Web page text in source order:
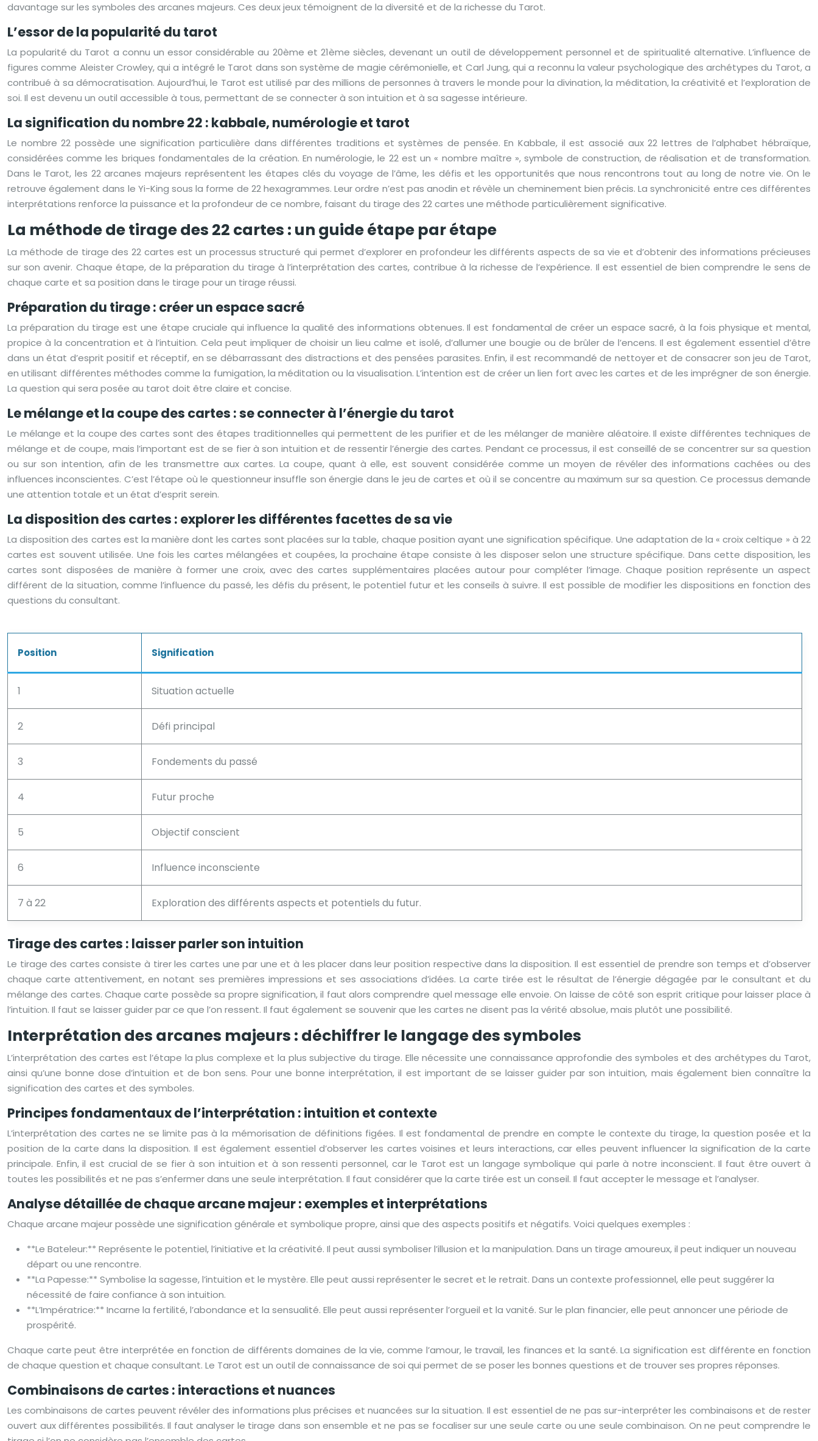
davantage sur les symboles des arcanes majeurs. Ces deux jeux témoignent de la diversité et de la richesse du Tarot.
L’essor de la popularité du tarot
La popularité du Tarot a connu un essor considérable au 20ème et 21ème siècles, devenant un outil de développement personnel et de spiritualité alternative. L’influence de
figures comme Aleister Crowley, qui a intégré le Tarot dans son système de magie cérémonielle, et Carl Jung, qui a reconnu la valeur psychologique des archétypes du Tarot, a
contribué à sa démocratisation. Aujourd’hui, le Tarot est utilisé par des millions de personnes à travers le monde pour la divination, la méditation, la créativité et l’exploration de
soi. Il est devenu un outil accessible à tous, permettant de se connecter à son intuition et à sa sagesse intérieure.
La signification du nombre 22 : kabbale, numérologie et tarot
Le nombre 22 possède une signification particulière dans différentes traditions et systèmes de pensée. En Kabbale, il est associé aux 22 lettres de l’alphabet hébraïque,
considérées comme les briques fondamentales de la création. En numérologie, le 22 est un « nombre maître », symbole de construction, de réalisation et de transformation.
Dans le Tarot, les 22 arcanes majeurs représentent les étapes clés du voyage de l’âme, les défis et les opportunités que nous rencontrons tout au long de notre vie. On le
retrouve également dans le Yi-King sous la forme de 22 hexagrammes. Leur ordre n’est pas anodin et révèle un cheminement bien précis. La synchronicité entre ces différentes
interprétations renforce la puissance et la profondeur de ce nombre, faisant du tirage des 22 cartes une méthode particulièrement significative.
La méthode de tirage des 22 cartes : un guide étape par étape
La méthode de tirage des 22 cartes est un processus structuré qui permet d’explorer en profondeur les différents aspects de sa vie et d’obtenir des informations précieuses
sur son avenir. Chaque étape, de la préparation du tirage à l’interprétation des cartes, contribue à la richesse de l’expérience. Il est essentiel de bien comprendre le sens de
chaque carte et sa position dans le tirage pour un tirage réussi.
Préparation du tirage : créer un espace sacré
La préparation du tirage est une étape cruciale qui influence la qualité des informations obtenues. Il est fondamental de créer un espace sacré, à la fois physique et mental,
propice à la concentration et à l’intuition. Cela peut impliquer de choisir un lieu calme et isolé, d’allumer une bougie ou de brûler de l’encens. Il est également essentiel d’être
dans un état d’esprit positif et réceptif, en se débarrassant des distractions et des pensées parasites. Enfin, il est recommandé de nettoyer et de consacrer son jeu de Tarot,
en utilisant différentes méthodes comme la fumigation, la méditation ou la visualisation. L’intention est de créer un lien fort avec les cartes et de les imprégner de son énergie.
La question qui sera posée au tarot doit être claire et concise.
Le mélange et la coupe des cartes : se connecter à l’énergie du tarot
Le mélange et la coupe des cartes sont des étapes traditionnelles qui permettent de les purifier et de les mélanger de manière aléatoire. Il existe différentes techniques de
mélange et de coupe, mais l’important est de se fier à son intuition et de ressentir l’énergie des cartes. Pendant ce processus, il est conseillé de se concentrer sur sa question
ou sur son intention, afin de les transmettre aux cartes. La coupe, quant à elle, est souvent considérée comme un moyen de révéler des informations cachées ou des
influences inconscientes. C’est l’étape où le questionneur insuffle son énergie dans le jeu de cartes et où il se concentre au maximum sur sa question. Ce processus demande
une attention totale et un état d’esprit serein.
La disposition des cartes : explorer les différentes facettes de sa vie
La disposition des cartes est la manière dont les cartes sont placées sur la table, chaque position ayant une signification spécifique. Une adaptation de la « croix celtique » à 22
cartes est souvent utilisée. Une fois les cartes mélangées et coupées, la prochaine étape consiste à les disposer selon une structure spécifique. Dans cette disposition, les
cartes sont disposées de manière à former une croix, avec des cartes supplémentaires placées autour pour compléter l’image. Chaque position représente un aspect
différent de la situation, comme l’influence du passé, les défis du présent, le potentiel futur et les conseils à suivre. Il est possible de modifier les dispositions en fonction des
questions du consultant.
Position Signification
1 Situation actuelle
2 Défi principal
3 Fondements du passé
4 Futur proche
5 Objectif conscient
6 Influence inconsciente
7 à 22 Exploration des différents aspects et potentiels du futur.
Tirage des cartes : laisser parler son intuition
Le tirage des cartes consiste à tirer les cartes une par une et à les placer dans leur position respective dans la disposition. Il est essentiel de prendre son temps et d’observer
chaque carte attentivement, en notant ses premières impressions et ses associations d’idées. La carte tirée est le résultat de l’énergie dégagée par le consultant et du
mélange des cartes. Chaque carte possède sa propre signification, il faut alors comprendre quel message elle envoie. On laisse de côté son esprit critique pour laisser place à
l’intuition. Il faut se laisser guider par ce que l’on ressent. Il faut également se souvenir que les cartes ne disent pas la vérité absolue, mais plutôt une possibilité.
Interprétation des arcanes majeurs : déchiffrer le langage des symboles
L’interprétation des cartes est l’étape la plus complexe et la plus subjective du tirage. Elle nécessite une connaissance approfondie des symboles et des archétypes du Tarot,
ainsi qu’une bonne dose d’intuition et de bon sens. Pour une bonne interprétation, il est important de se laisser guider par son intuition, mais également bien connaître la
signification des cartes et des symboles.
Principes fondamentaux de l’interprétation : intuition et contexte
L’interprétation des cartes ne se limite pas à la mémorisation de définitions figées. Il est fondamental de prendre en compte le contexte du tirage, la question posée et la
position de la carte dans la disposition. Il est également essentiel d’observer les cartes voisines et leurs interactions, car elles peuvent influencer la signification de la carte
principale. Enfin, il est crucial de se fier à son intuition et à son ressenti personnel, car le Tarot est un langage symbolique qui parle à notre inconscient. Il faut être ouvert à
toutes les possibilités et ne pas s’enfermer dans une seule interprétation. Il faut considérer que la carte tirée est un conseil. Il faut accepter le message et l’analyser.
Analyse détaillée de chaque arcane majeur : exemples et interprétations
Chaque arcane majeur possède une signification générale et symbolique propre, ainsi que des aspects positifs et négatifs. Voici quelques exemples :
**Le Bateleur:** Représente le potentiel, l’initiative et la créativité. Il peut aussi symboliser l’illusion et la manipulation. Dans un tirage amoureux, il peut indiquer un nouveau
départ ou une rencontre.
**La Papesse:** Symbolise la sagesse, l’intuition et le mystère. Elle peut aussi représenter le secret et le retrait. Dans un contexte professionnel, elle peut suggérer la
nécessité de faire confiance à son intuition.
**L’Impératrice:** Incarne la fertilité, l’abondance et la sensualité. Elle peut aussi représenter l’orgueil et la vanité. Sur le plan financier, elle peut annoncer une période de
prospérité.
Chaque carte peut être interprétée en fonction de différents domaines de la vie, comme l’amour, le travail, les finances et la santé. La signification est différente en fonction
de chaque question et chaque consultant. Le Tarot est un outil de connaissance de soi qui permet de se poser les bonnes questions et de trouver ses propres réponses.
Combinaisons de cartes : interactions et nuances
Les combinaisons de cartes peuvent révéler des informations plus précises et nuancées sur la situation. Il est essentiel de ne pas sur-interpréter les combinaisons et de rester
ouvert aux différentes possibilités. Il faut analyser le tirage dans son ensemble et ne pas se focaliser sur une seule carte ou une seule combinaison. On ne peut comprendre le